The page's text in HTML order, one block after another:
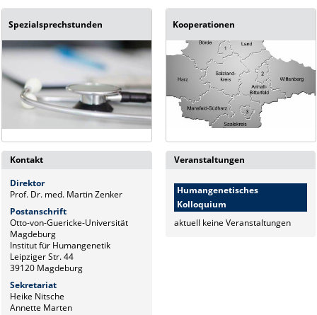
Spezialsprechstunden Kooperationen
Kontakt
Direktor
Prof. Dr. med. Martin Zenker
Postanschrift
Otto-von-Guericke-Universität
Magdeburg
Institut für Humangenetik
Leipziger Str. 44
39120 Magdeburg
Sekretariat
Heike Nitsche
Annette Marten
Veranstaltungen
Humangenetisches
Kolloquium
aktuell keine Veranstaltungen